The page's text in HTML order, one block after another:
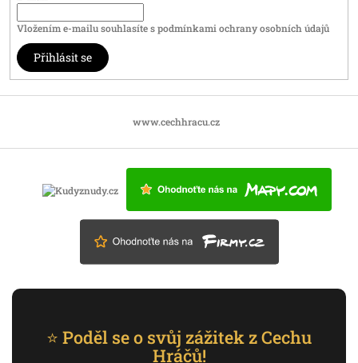
Vložením e-mailu souhlasíte spodmínkami ochrany osobních údajů
Přihlásit se
www.cechhracu.cz
⭐ Poděl se o svůj zážitek z Cechu
Hráčů!